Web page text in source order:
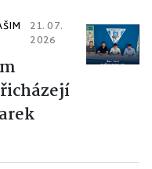
21. 07.
2026